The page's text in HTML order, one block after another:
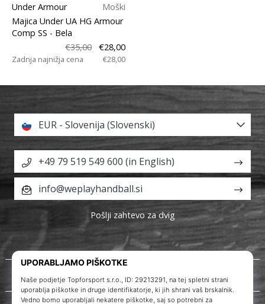
Under Armour
Moški
Majica Under UA HG Armour
Comp SS - Bela
€35,00
€28,00
Zadnja najnižja cena €28,00
O nas
EUR - Slovenija (Slovenski)
+49 79 519 549 600 (in English)
info@weplayhandball.si
Pošlji zahtevo za dvig